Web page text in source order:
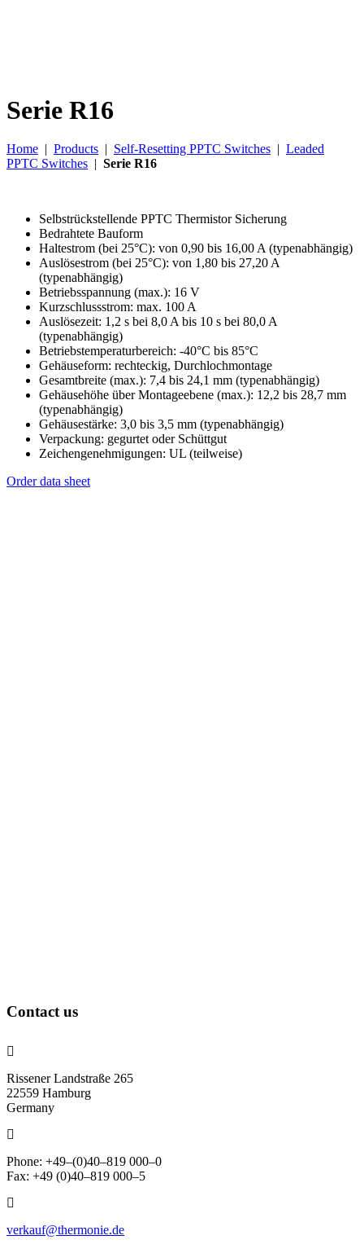
Serie R16
Home | Products | Self-Resetting PPTC Switches | Leaded
PPTC Switches | Serie R16
Selbstrückstellende PPTC Thermistor Sicherung
Bedrahtete Bauform
Haltestrom (bei 25°C): von 0,90 bis 16,00 A (typenabhängig)
Auslösestrom (bei 25°C): von 1,80 bis 27,20 A
(typenabhängig)
Betriebsspannung (max.): 16 V
Kurzschlussstrom: max. 100 A
Auslösezeit: 1,2 s bei 8,0 A bis 10 s bei 80,0 A
(typenabhängig)
Betriebstemperaturbereich: -40°C bis 85°C
Gehäuseform: rechteckig, Durchlochmontage
Gesamtbreite (max.): 7,4 bis 24,1 mm (typenabhängig)
Gehäusehöhe über Montageebene (max.): 12,2 bis 28,7 mm
(typenabhängig)
Gehäusestärke: 3,0 bis 3,5 mm (typenabhängig)
Verpackung: gegurtet oder Schüttgut
Zeichengenehmigungen: UL (teilweise)
Order data sheet
Contact us
Rissener Landstraße 265
22559 Hamburg
Germany
Phone: +49–(0)40–819 000–0
Fax: +49 (0)40–819 000–5
verkauf@thermonie.de